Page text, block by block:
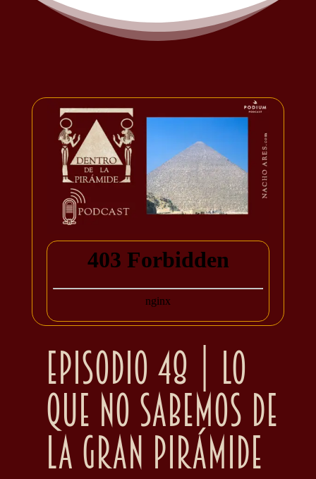
Episodio 48 | Lo
que no sabemos de
la Gran Pirámide